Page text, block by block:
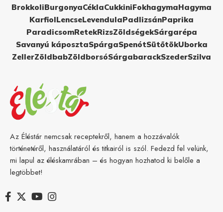
BrokkoliBurgonyaCéklaCukkiniFokhagymaHagyma
KarfiolLencseLevendulaPadlizsánPaprika
ParadicsomRetekRizsZöldségekSárgarépa
Savanyú káposztaSpárgaSpenótSütőtökUborka
ZellerZöldbabZöldborsóSárgabarackSzederSzilva
Az Éléstár nemcsak receptekről, hanem a hozzávalók
történetéről, használatáról és titkairól is szól. Fedezd fel velünk,
mi lapul az éléskamrában – és hogyan hozhatod ki belőle a
legtöbbet!